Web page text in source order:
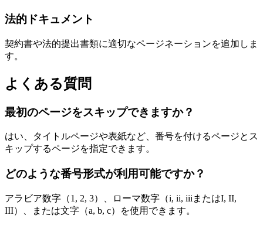
法的ドキュメント
契約書や法的提出書類に適切なページネーションを追加しま
す。
よくある質問
最初のページをスキップできますか？
はい、タイトルページや表紙など、番号を付けるページとス
キップするページを指定できます。
どのような番号形式が利用可能ですか？
アラビア数字（1, 2, 3）、ローマ数字（i, ii, iiiまたはI, II,
III）、または文字（a, b, c）を使用できます。